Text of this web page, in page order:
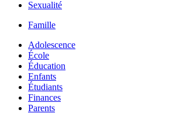
Sexualité
Famille
Adolescence
École
Éducation
Enfants
Étudiants
Finances
Parents